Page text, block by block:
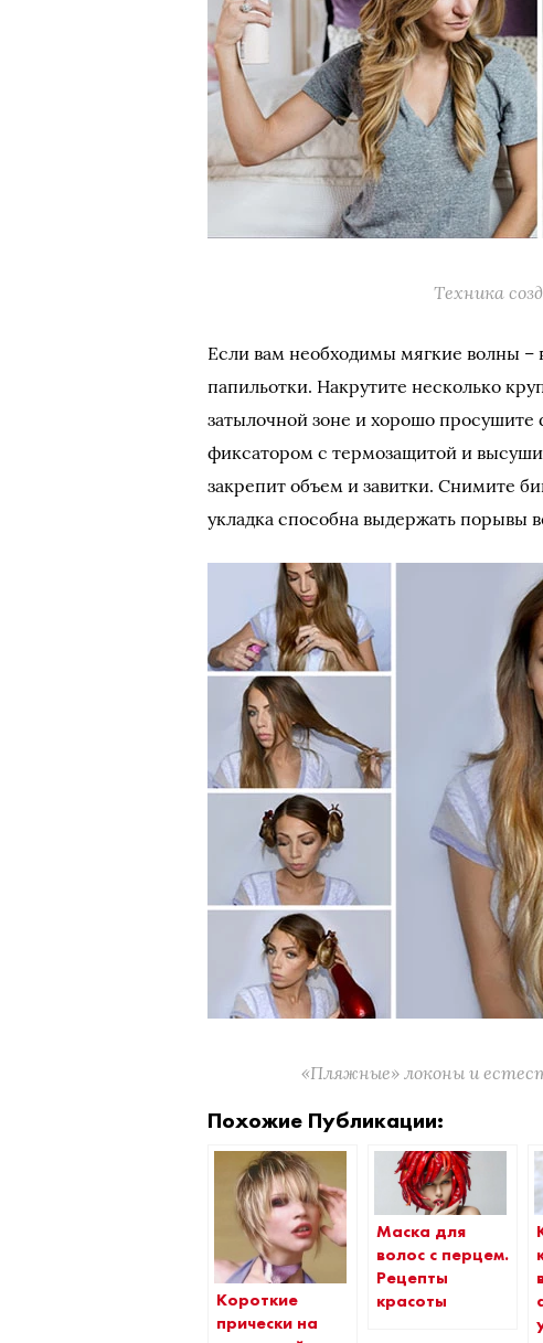
Техника
Если вам необходимы мягкие волны –
папильотки. Накрутите несколько
затылочной зоне и хорошо
фиксатором с термозащитой и
закрепит объем и завитки. Снимите
укладка способна выдержать порывы
«Пляжные» локоны и
Похожие Публикации:
Короткие
прически на
Маска для
волос с перцем.
Рецепты
красоты